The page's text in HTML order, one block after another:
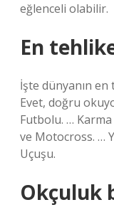
eğlenceli olabilir.
En
İşte dünyanın en
Evet, doğru
Futbolu. … Karma
ve Motocross. …
Uçuşu.
Okçuluk